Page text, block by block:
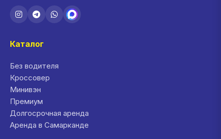
Каталог
Без водителя
Кроссовер
Минивэн
Премиум
Долгосрочная аренда
Аренда в Самарканде